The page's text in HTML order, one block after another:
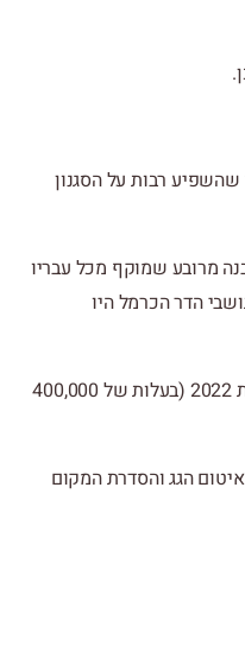
שהשפיע רבות על הסגנון
מרובע שמוקף מכל עבריו
הדר הכרמל היו
המבנה של קפה בנימין נמצא בבעלותה של עיריית חיפה, שיצאה לעבודת שיקום ושחזור בשנת 2022 (בעלות של 400,000
הגג והסדרת המקום